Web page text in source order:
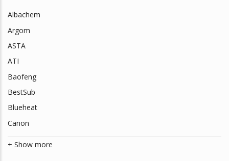
Albachem
Argom
ASTA
ATI
Baofeng
BestSub
Blueheat
Canon
+ Show more